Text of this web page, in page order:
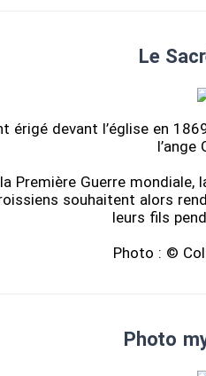
Le
érigé devant l’église en
l’ange
Première Guerre
souhaitent alors
leurs fils
Photo : ©
Photo